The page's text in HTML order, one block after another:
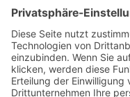
Website. Sofern eine
wurde, erfolgt die
von Art. 6 Abs. 1 lit. a
die Einwilligung die
auf Informationen im
Fingerprinting) im Sinne